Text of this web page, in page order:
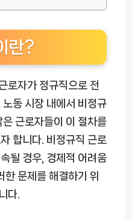
란?
로자가 정규직으로 전
동 시장 내에서 비정규
근로자들이 이 절차를
합니다. 비정규직 근로
될 경우, 경제적 어려움
한 문제를 해결하기 위
다.